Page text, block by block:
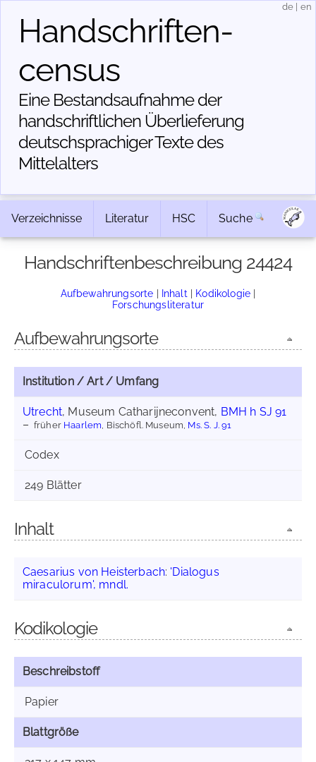
Handschriften­
census
Eine Bestandsaufnahme der
handschriftlichen Über­lieferung
deutschsprachiger Texte des
Mittelalters
de en
Verzeichnisse Literatur HSC Suche
Handschriftenbeschreibung 24424
Aufbewahrungsorte | Inhalt | Kodikologie |
Forschungsliteratur
Aufbewahrungsorte
Institution / Art / Umfang
Utrecht, Museum Catharijneconvent, BMH h SJ 91
früher Haarlem , Bischöfl. Museum, Ms. S. J. 91
Codex
249 Blätter
Inhalt
Caesarius von Heisterbach: 'Dialogus
miraculorum', mndl.
Kodikologie
Beschreibstoff
Papier
Blattgröße